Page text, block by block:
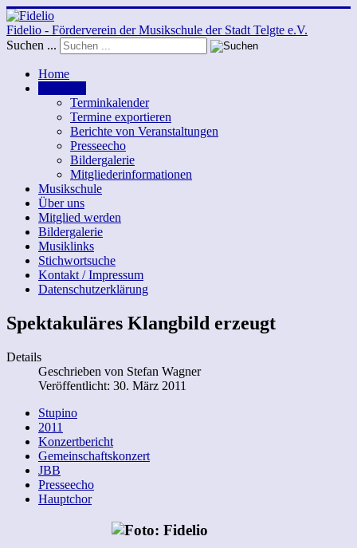
Fidelio - Förderverein der Musikschule der Stadt Telgte e.V.
Suchen ...
Home
Terminkalender
Termine exportieren
Berichte von Veranstaltungen
Presseecho
Bildergalerie
Mitgliederinformationen
Musikschule
Über uns
Mitglied werden
Bildergalerie
Musiklinks
Stichwortsuche
Kontakt / Impressum
Datenschutzerklärung
Spektakuläres Klangbild erzeugt
Details
Geschrieben von Stefan Wagner
Veröffentlicht: 30. März 2011
Stupino
2011
Konzertbericht
Gemeinschaftskonzert
JBB
Presseecho
Hauptchor